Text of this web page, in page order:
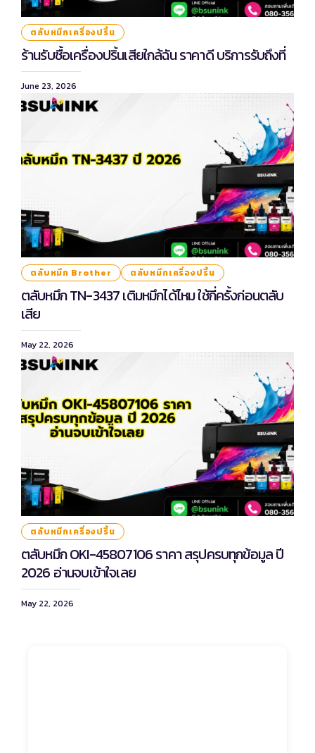
ตลับหมึกเครื่องปริ้น
ร้านรับซื้อเครื่องปริ้นเสียใกล้ฉัน ราคาดี บริการรับถึงที่
June 23, 2026
ตลับหมึก Brother ตลับหมึกเครื่องปริ้น
ตลับหมึก TN-3437 เติมหมึกได้ไหม ใช้กี่ครั้งก่อนตลับ
เสีย
May 22, 2026
ตลับหมึกเครื่องปริ้น
ตลับหมึก OKI-45807106 ราคา สรุปครบทุกข้อมูล ปี
2026 อ่านจบเข้าใจเลย
May 22, 2026